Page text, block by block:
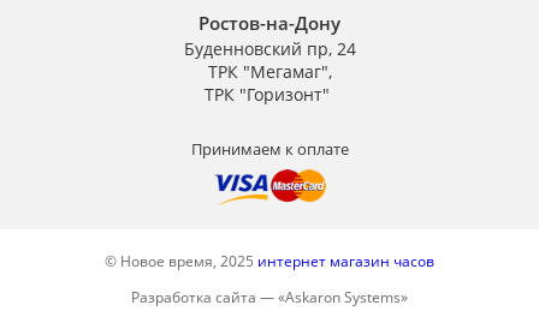
Ростов-на-Дону
Буденновский пр, 24
ТРК "Мегамаг",
ТРК "Горизонт"
Принимаем к оплате
© Новое время, 2025 интернет магазин часов
Разработка сайта —«Askaron Systems»